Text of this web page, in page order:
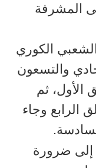
المشرفة
الكوري
والتسعون
الأول، ثم
الرابع وجاء
إلى ضرورة